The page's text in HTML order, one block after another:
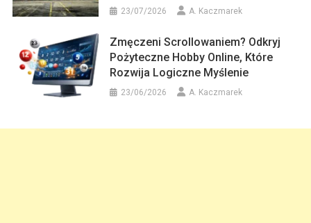
23/07/2026 A. Kaczmarek
Zmęczeni Scrollowaniem? Odkryj
Pożyteczne Hobby Online, Które
Rozwija Logiczne Myślenie
23/06/2026 A. Kaczmarek